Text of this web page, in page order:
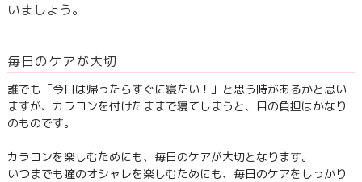
いましょう。
毎⽇のケアが⼤切
誰でも「今日は帰ったらすぐに寝たい！」と思う時があるかと思い
ますが、カラコンを付けたままで寝てしまうと、目の負担はかなり
のものです。
カラコンを楽しむためにも、毎日のケアが大切となります。
いつまでも瞳のオシャレを楽しむためにも、毎日のケアをしっかり